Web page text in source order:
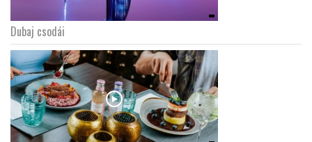
Dubaj csodái